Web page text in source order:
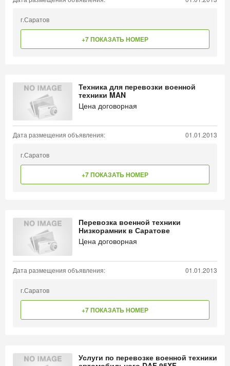
г.Саратов
+7 ПОКАЗАТЬ НОМЕР
Техника для перевозки военной
техники MAN
Цена договорная
Дата размещения объявления: 01.01.2013
г.Саратов
+7 ПОКАЗАТЬ НОМЕР
Перевозка военной техники
Низкорамник в Саратове
Цена договорная
Дата размещения объявления: 01.01.2013
г.Саратов
+7 ПОКАЗАТЬ НОМЕР
Услуги по перевозке военной техники